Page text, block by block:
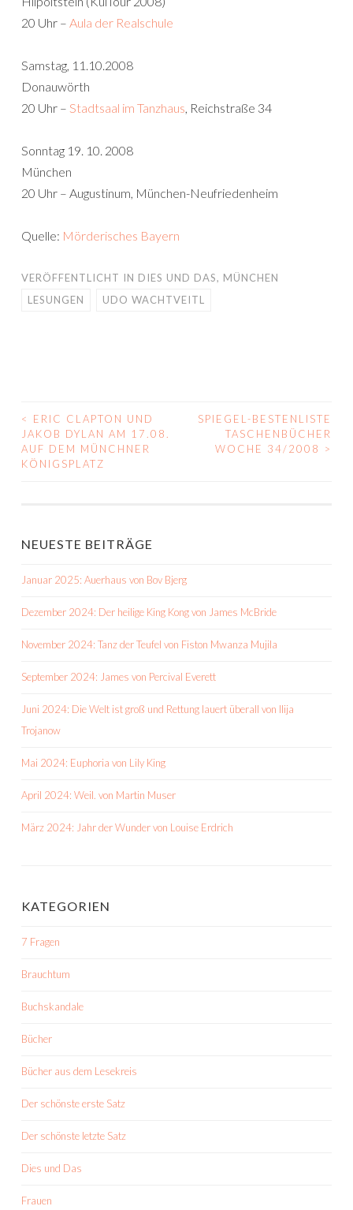
20 Uhr – Aula der Realschule
Samstag, 11.10.2008
Donauwörth
20 Uhr – Stadtsaal im Tanzhaus , Reichstraße 34
Sonntag 19. 10. 2008
München
20 Uhr – Augustinum, München-Neufriedenheim
Quelle: Mörderisches Bayern
VERÖFFENTLICHT IN DIES UND DAS, MÜNCHEN
LESUNGEN
UDO WACHTVEITL
BEITRAGS-
NAVIGATION
<
ERIC CLAPTON UND
JAKOB DYLAN AM 17.08.
AUF DEM MÜNCHNER
KÖNIGSPLATZ
SPIEGEL-BESTENLISTE
TASCHENBÜCHER
WOCHE 34/2008
>
NEUESTE BEITRÄGE
Januar 2025: Auerhaus von Bov Bjerg
Dezember 2024: Der heilige King Kong von James McBride
November 2024: Tanz der Teufel von Fiston Mwanza Mujila
September 2024: James von Percival Everett
Juni 2024: Die Welt ist groß und Rettung lauert überall von Ilija
Trojanow
Mai 2024: Euphoria von Lily King
April 2024: Weil. von Martin Muser
März 2024: Jahr der Wunder von Louise Erdrich
KATEGORIEN
7 Fragen
Brauchtum
Buchskandale
Bücher
Bücher aus dem Lesekreis
Der schönste erste Satz
Der schönste letzte Satz
Dies und Das
Frauen